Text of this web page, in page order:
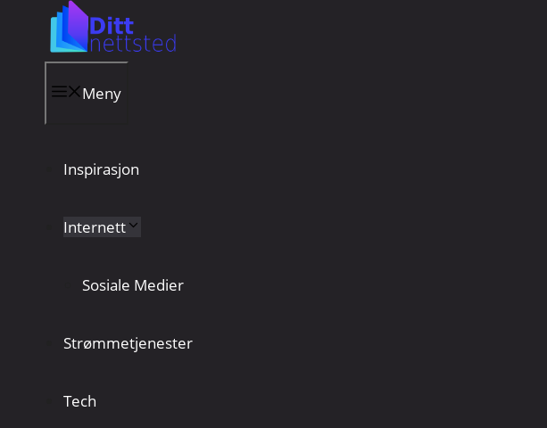
innhold
Meny
Inspirasjon
Internett
Sosiale Medier
Strømmetjenester
Tech